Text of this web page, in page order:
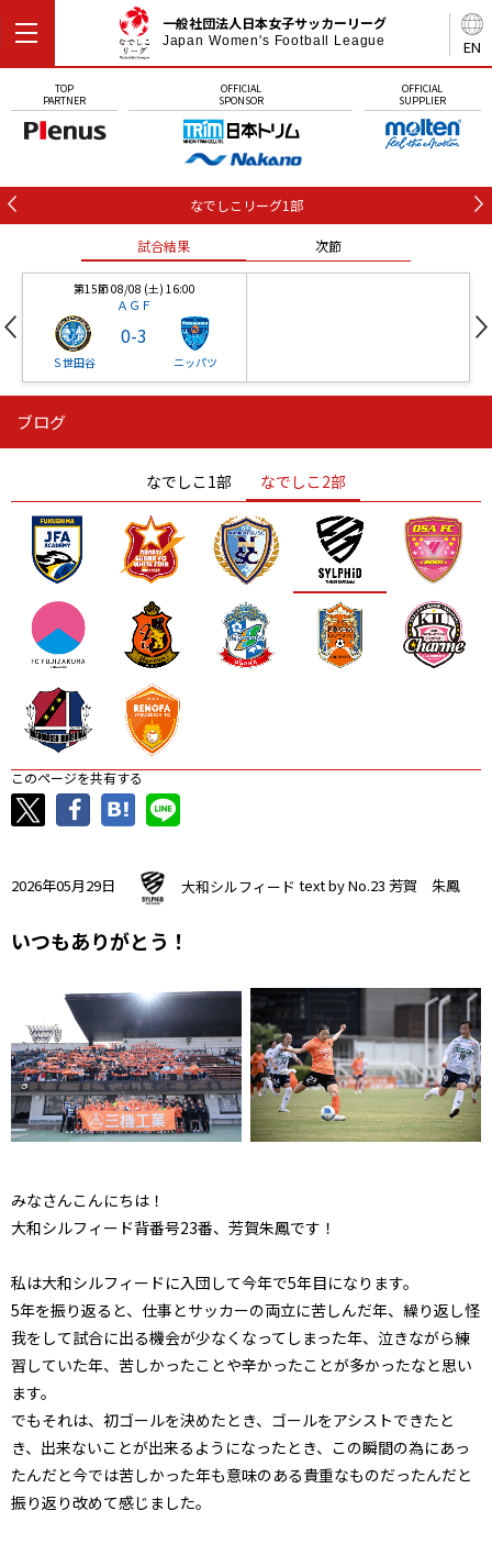
EN
一般社団法人日本女子サッカーリーグ
Japan Women's Football League
TOP
PARTNER
OFFICIAL
SPONSOR
OFFICIAL
SUPPLIER
なでしこリーグ1部
試合結果 次節
第15節 08/08 (土) 16:00
ＡＧＦ
Ｓ世田谷
0-3
ニッパツ
ニッパツ
ニッパツ 名古屋
石人の星
静岡 愛媛Ｌ
ブログ
なでしこ1部 なでしこ2部
このページを共有する
2026年05月29日 大和シルフィード text by No.23 芳賀 朱鳳
いつもありがとう！
みなさんこんにちは！
大和シルフィード背番号23番、芳賀朱鳳です！
私は大和シルフィードに入団して今年で5年目になります。
5年を振り返ると、仕事とサッカーの両立に苦しんだ年、繰り返し怪
我をして試合に出る機会が少なくなってしまった年、泣きながら練
習していた年、苦しかったことや辛かったことが多かったなと思い
ます。
でもそれは、初ゴールを決めたとき、ゴールをアシストできたと
き、出来ないことが出来るようになったとき、この瞬間の為にあっ
たんだと今では苦しかった年も意味のある貴重なものだったんだと
振り返り改めて感じました。